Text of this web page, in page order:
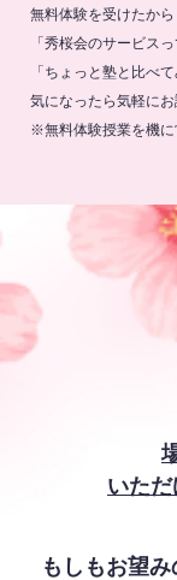
無料体験を受けたか
「秀桜会のサービス
「ちょっと塾と比べて
気になったら気軽にお
※無料体験授業を機に
いただ
もしもお望み